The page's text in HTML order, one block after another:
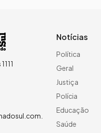
Notícias
Política
Geral
Justiça
Polícia
Educação
Saúde